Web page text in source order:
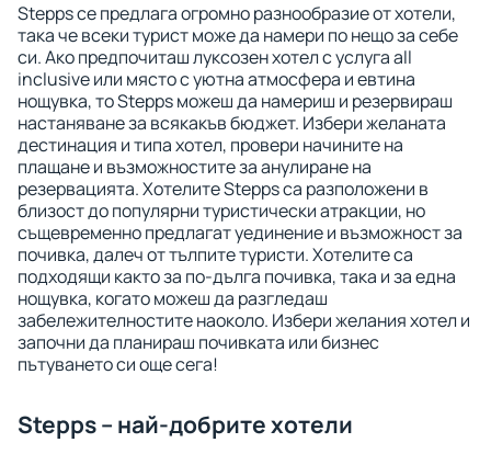
Stepps се предлага огромно разнообразие от хотели,
така че всеки турист може да намери по нещо за себе
си. Ако предпочиташ луксозен хотел с услуга all
inclusive или място с уютна атмосфера и евтина
нощувка, то Stepps можеш да намериш и резервираш
настаняване за всякакъв бюджет. Избери желаната
дестинация и типа хотел, провери начините на
плащане и възможностите за анулиране на
резервацията. Хотелите Stepps са разположени в
близост до популярни туристически атракции, но
същевременно предлагат уединение и възможност за
почивка, далеч от тълпите туристи. Хотелите са
подходящи както за по-дълга почивка, така и за една
нощувка, когато можеш да разгледаш
забележителностите наоколо. Избери желания хотел и
започни да планираш почивката или бизнес
пътуването си още сега!
Stepps – най-добрите хотели